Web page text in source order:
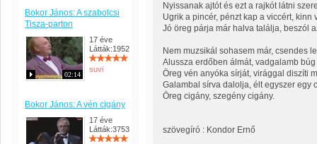
Bokor János: A szabolcsi
Tisza-parton
02:14
17 éve
Látták:1952
suvi
Bokor János: A vén cigány
17 éve
Látták:3753
Nyissanak ajtót és ezt a rajkót látni
Ugrik a pincér, pénzt kap a viccért, kinn
Jó öreg párja már halva találja, beszól
Nem muzsikál sohasem már, csendes
Alussza erdőben álmát, vadgalamb búg
Öreg vén anyóka sírját, virággal diszíti
Galambal sírva dalolja, élt egyszer egy
Öreg cigány, szegény cigány.
szövegíró : Kondor Ernő